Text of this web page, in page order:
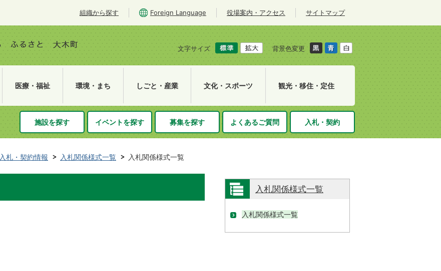
組織から探す Foreign Language 役場案内・アクセス サイトマップ
文字サイズ 背景色変更
医療・福祉 環境・まち しごと・産業 文化・スポーツ 観光・移住・定住
施設を探す イベントを探す 募集を探す よくあるご質問 入札・契約
入札・契約情報 入札関係様式一覧 入札関係様式一覧
入札関係様式一覧
入札関係様式一覧